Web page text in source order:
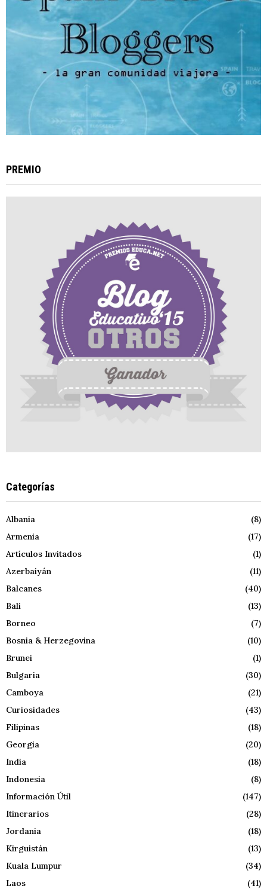
PREMIO
Categorías
Albania
(8)
Armenia
(17)
Artículos Invitados
(1)
Azerbaiyán
(11)
Balcanes
(40)
Bali
(13)
Borneo
(7)
Bosnia & Herzegovina
(10)
Brunei
(1)
Bulgaria
(30)
Camboya
(21)
Curiosidades
(43)
Filipinas
(18)
Georgia
(20)
India
(18)
Indonesia
(8)
Información Útil
(147)
Itinerarios
(28)
Jordania
(18)
Kirguistán
(13)
Kuala Lumpur
(34)
Laos
(41)